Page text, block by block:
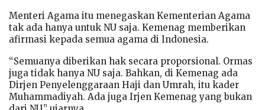
Menteri Agama itu menegaskan Kementerian Agama
tak ada hanya untuk NU saja. Kemenag memberikan
afirmasi kepada semua agama di Indonesia.
“Semuanya diberikan hak secara proporsional. Ormas
juga tidak hanya NU saja. Bahkan, di Kemenag ada
Dirjen Penyelenggaraan Haji dan Umrah, itu kader
Muhammadiyah. Ada juga Irjen Kemenag yang bukan